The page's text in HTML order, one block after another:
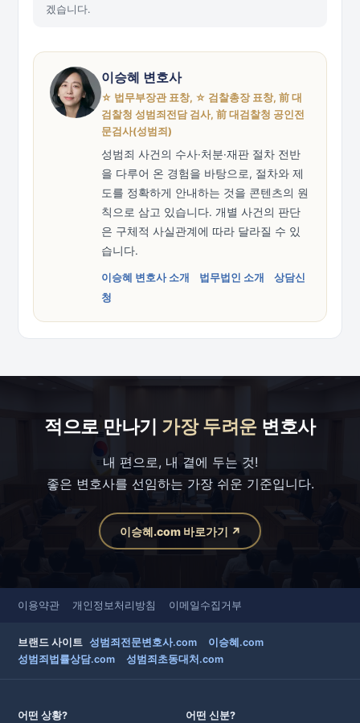
겠습니다.
이승혜 변호사
☆ 법무부장관 표창, ☆ 검찰총장 표창, 前 대
검찰청 성범죄전담 검사, 前 대검찰청 공인전
문검사(성범죄)
성범죄 사건의 수사·처분·재판 절차 전반
을 다루어 온 경험을 바탕으로, 절차와 제
도를 정확하게 안내하는 것을 콘텐츠의 원
칙으로 삼고 있습니다. 개별 사건의 판단
은 구체적 사실관계에 따라 달라질 수 있
습니다.
이승혜 변호사 소개 법무법인 소개
상담신
청
적으로 만나기 가장 두려운변호사
내 편으로, 내 곁에 두는 것!
좋은 변호사를 선임하는 가장 쉬운 기준입니다.
이승혜.com 바로가기 ↗
이용약관 개인정보처리방침 이메일수집거부
브랜드 사이트 성범죄전문변호사.com
이승혜.com
성범죄법률상담.com
성범죄초동대처.com
어떤 상황?
어떤 신분?